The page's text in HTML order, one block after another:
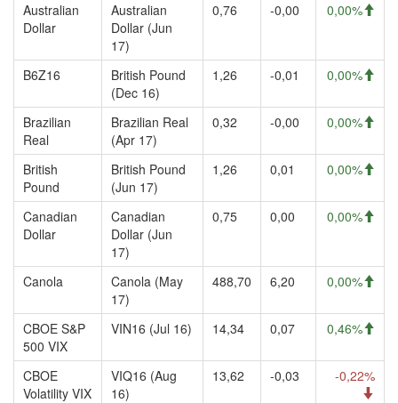
Australian
Dollar
Australian
Dollar (Jun
17)
0,76 -0,00 0,00%
B6Z16
British Pound
(Dec 16)
1,26 -0,01 0,00%
Brazilian
Real
Brazilian Real
(Apr 17)
0,32 -0,00 0,00%
British
Pound
British Pound
(Jun 17)
1,26 0,01 0,00%
Canadian
Dollar
Canadian
Dollar (Jun
17)
0,75 0,00 0,00%
Canola
Canola (May
17)
488,70 6,20 0,00%
CBOE S&P
500 VIX
VIN16 (Jul 16) 14,34 0,07 0,46%
CBOE
Volatility VIX
VIQ16 (Aug
16)
13,62 -0,03 -0,22%